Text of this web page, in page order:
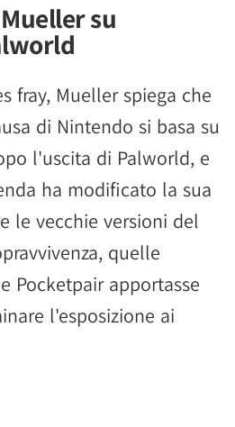
su
fray, Mueller spiega che
di Nintendo si basa su
l'uscita di Palworld, e
ha modificato la sua
le vecchie versioni del
quelle
Pocketpair apportasse
l'esposizione ai